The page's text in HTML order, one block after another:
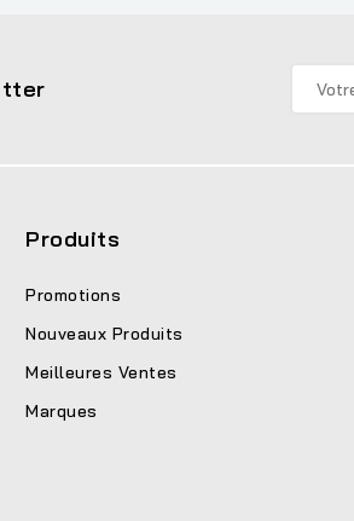
Produits
Promotions
Nouveaux Produits
Meilleures Ventes
Marques